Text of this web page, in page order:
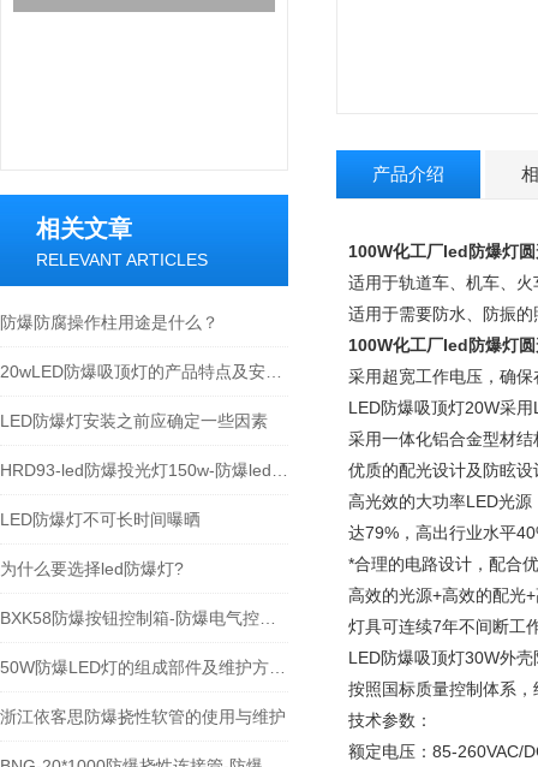
相关文章
RELEVANT ARTICLES
防爆防腐操作柱用途是什么？
LED防爆灯安装之前应确定一些因素
LED防爆灯不可长时间曝晒
为什么要选择led防爆灯?
浙江依客思防爆挠性软管的使用与维护
产品介绍
100W化工厂led防爆灯
适用于轨道车、机车、
适用于需要防水、防振的
100W化工厂led防爆灯
采用超宽工作电压，确
LED防爆吸顶灯20W采
采用一体化铝合金型材
优质的配光设计及防眩
高光效的大功率LED光
达79%，高出行业水平
*合理的电路设计，配合
高效的光源+高效的配光
灯具可连续7年不间断工
LED防爆吸顶灯30W外
按照国标质量控制体系
技术参数：
额定电压：85-260VAC/